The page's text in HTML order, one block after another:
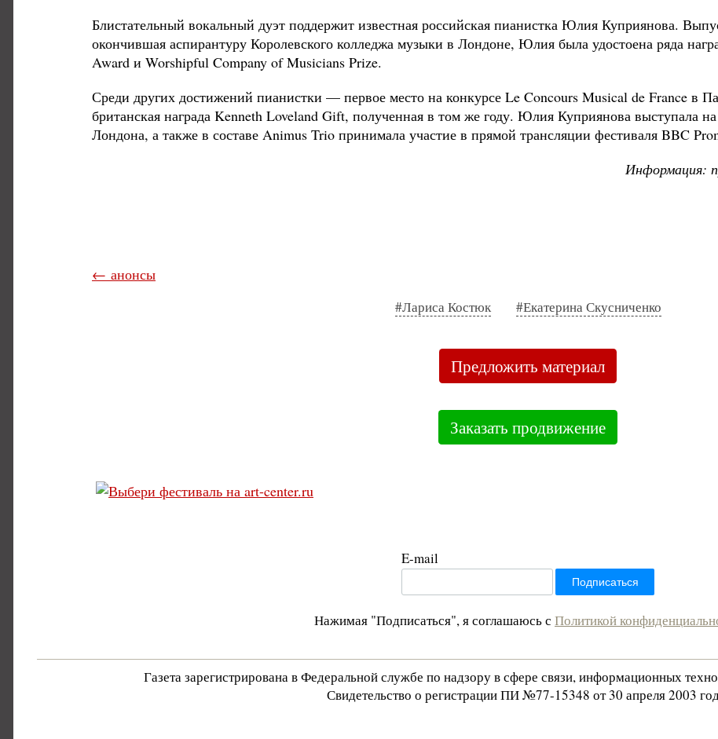
Блистательный вокальный дуэт поддержит известная российская пианистка Юлия Куприянова.
окончившая аспирантуру Королевского колледжа музыки в Лондоне, Юлия была удостоена ряда
Award и Worshipful Company of Musicians Prize.
Среди других достижений пианистки — первое место на конкурсе Le Concours Musical de France в
британская награда Kenneth Loveland Gift, полученная в том же году. Юлия Куприянова выступала
Лондона, а также в составе Animus Trio принимала участие в прямой трансляции фестиваля BBC
Информация:
← анонсы
#Лариса Костюк #Екатерина Скусниченко
Предложить материал
Заказать продвижение
E-mail
Нажимая "Подписаться", я соглашаюсь с Политикой
Газета зарегистрирована в Федеральной службе по надзору в сфере связи, информационных
Свидетельство о регистрации ПИ №77-15348 от 30 апреля 2003